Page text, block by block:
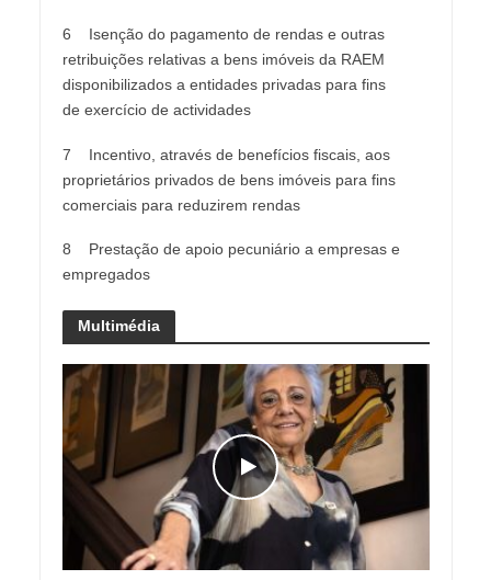
6 Isenção do pagamento de rendas e outras
retribuições relativas a bens imóveis da RAEM
disponibilizados a entidades privadas para fins
de exercício de actividades
7 Incentivo, através de benefícios fiscais, aos
proprietários privados de bens imóveis para fins
comerciais para reduzirem rendas
8 Prestação de apoio pecuniário a empresas e
empregados
Multimédia